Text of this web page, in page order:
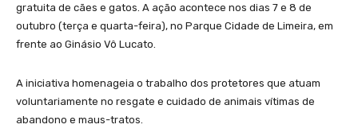
gratuita de cães e gatos. A ação acontece nos dias 7 e 8 de
outubro (terça e quarta-feira), no Parque Cidade de Limeira, em
frente ao Ginásio Vô Lucato.
A iniciativa homenageia o trabalho dos protetores que atuam
voluntariamente no resgate e cuidado de animais vítimas de
abandono e maus-tratos.